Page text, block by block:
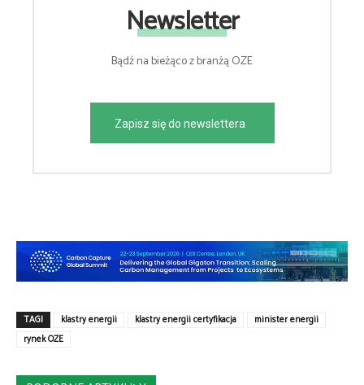
Newsletter
Bądź na bieżąco z branżą OZE
Zapisz się do newslettera
TAGI klastry energii klastry energii certyfikacja
minister energii
rynek OZE